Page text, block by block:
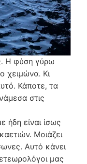
Η φύση γύρω
χειμώνα. Κι
Κάποτε, τα
στις
ήδη είναι ίσως
Μοιάζει
Αυτό κάνει
μας